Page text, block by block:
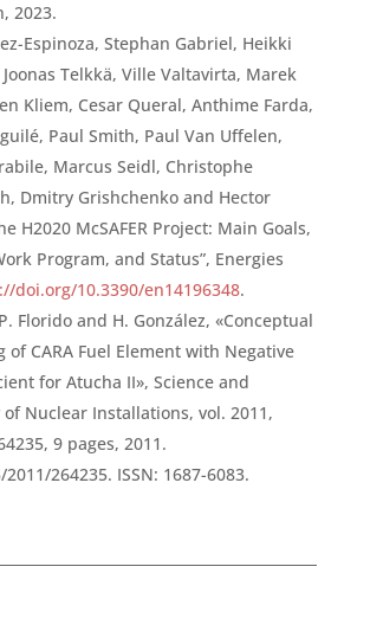
2023.
Espinoza, Stephan Gabriel, Heikki
Telkkä, Ville Valtavirta, Marek
Kliem, Cesar Queral, Anthime Farda,
Paul Smith, Paul Van Uffelen,
Marcus Seidl, Christophe
Dmitry Grishchenko and Hector
H2020 McSAFER Project: Main Goals,
Program, and Status”, Energies
doi.org/10.3390/en14196348.
Florido and H. González, «Conceptual
of CARA Fuel Element with Negative
for Atucha II», Science and
of Nuclear Installations, vol. 2011,
9 pages, 2011.
264235. ISSN: 1687-6083.